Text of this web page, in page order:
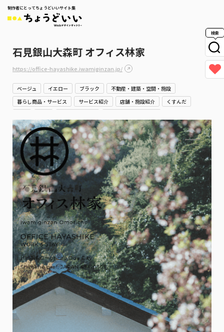
制作者にとってちょうどいいサイト集
検索
石見銀山大森町 オフィス林家
https://office-hayashike.iwamiginzan.jp/
ベージュ イエロー ブラック
不動産・建築・空間・施設
暮らし商品・サービス
サービス紹介 店舗・施設紹介
くすんだ